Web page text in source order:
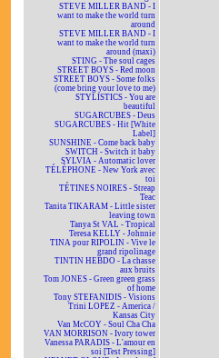
STEVE MILLER BAND - I
want to make the world turn
around
STEVE MILLER BAND - I
want to make the world turn
around (maxi)
STING - The soul cages
STREET BOYS - Red moon
STREET BOYS - Some folks
(come bring your love to me)
STYLISTICS - You are
beautiful
SUGARCUBES - Deus
SUGARCUBES - Hit [White
Label]
SUNSHINE - Come back baby
SWITCH - Switch it baby
SYLVIA - Automatic lover
TÉLÉPHONE - New York avec
toi
TÉTINES NOIRES - Streap
Teac
Tanita TIKARAM - Little sister
leaving town
Tanya St VAL - Tropical
Teresa KELLY - Johnnie
TINA pour RIPOLIN - Vive le
grand ripolinage
TINTIN HEBDO - La chasse
aux bruits
Tom JONES - Green green grass
of home
Tony STEFANIDIS - Visions
Trini LOPEZ - America /
Kansas City
Van McCOY - Soul Cha Cha
VAN MORRISON - Ivory tower
Vanessa PARADIS - L'amour en
soi [Test Pressing]